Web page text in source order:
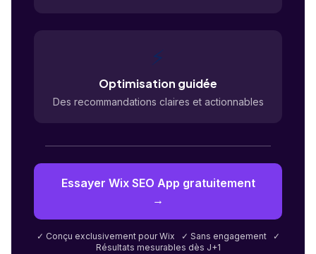
⚡
Optimisation guidée
Des recommandations claires et actionnables
Essayer Wix SEO App gratuitement
→
✓ Conçu exclusivement pour Wix ✓ Sans engagement ✓
Résultats mesurables dès J+1